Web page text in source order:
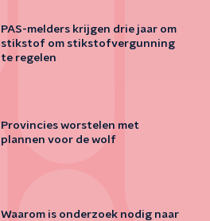
PAS-melders krijgen drie jaar om
stikstof om stikstofvergunning
te regelen
Provincies worstelen met
plannen voor de wolf
Waarom is onderzoek nodig naar